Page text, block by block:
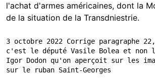
l'achat d'armes américaines, dont la
de la situation de la Transdniestrie.
3 octobre 2022 Corrige paragraphe
c'est le député Vasile Bolea et non
Igor Dodon qu'on aperçoit sur les
sur le ruban Saint-Georges